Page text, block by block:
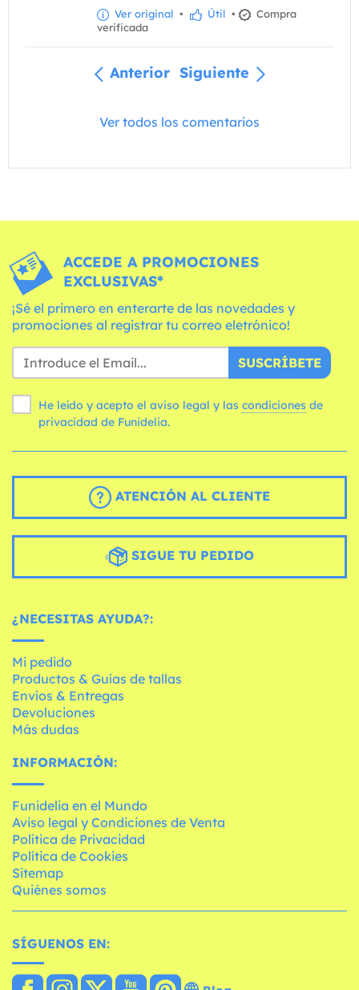
Ver original • Útil •
Compra
verificada
Anterior Siguiente
Ver todos los comentarios
ACCEDE A PROMOCIONES
EXCLUSIVAS*
¡Sé el primero en enterarte de las novedades y
promociones al registrar tu correo eletrónico!
SUSCRÍBETE
He leído y acepto el aviso legal y las condiciones
privacidad de Funidelia.
ATENCIÓN AL CLIENTE
SIGUE TU PEDIDO
¿NECESITAS AYUDA?:
Mi pedido
Productos & Guías de tallas
Envíos & Entregas
Devoluciones
Más dudas
INFORMACIÓN:
Funidelia en el Mundo
Aviso legal y Condiciones de Venta
Política de Privacidad
Política de Cookies
Sitemap
Quiénes somos
SÍGUENOS EN: